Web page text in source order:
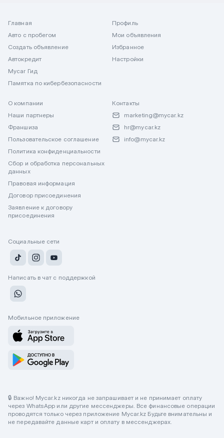
Главная
Авто с пробегом
Создать объявление
Автокредит
Mycar Гид
Памятка по кибербезопасности
Профиль
Мои объявления
Избранное
Настройки
О компании
Наши партнеры
Франшиза
Пользовательское соглашение
Политика конфиденциальности
Сбор и обработка персональных
данных
Правовая информация
Договор присоединения
Заявление к договору
присоединения
Контакты
marketing@mycar.kz
hr@mycar.kz
info@mycar.kz
Социальные сети
Написать в чат с поддержкой
Мобильное приложение
🔒 Важно! Mycar.kz никогда не запрашивает и не принимает оплату
через WhatsApp или другие мессенджеры. Все финансовые операции
проводятся только через приложение Mycar.kz Будьте внимательны и
не передавайте данные карт и оплату в мессенджерах.